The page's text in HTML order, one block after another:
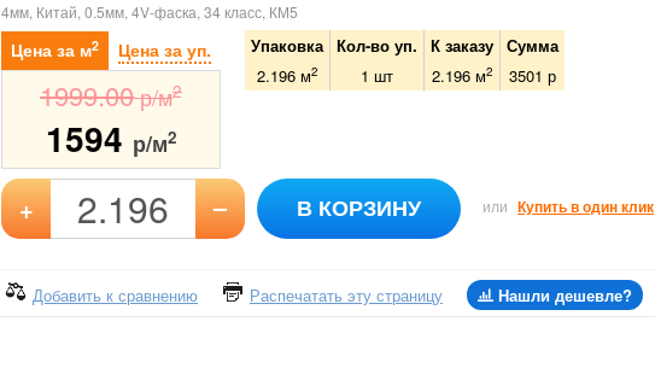
4мм, Китай, 0.5мм, 4V-фаска, 34 класс, КМ5
Цена за м2 Цена за уп.
1999.00р/м2
1594 р/м2
Упаковка Кол-во уп. К заказу Сумма
2.196 м2 1 шт 2.196 м2 3501 р
+ – В КОРЗИНУ или Купить в один клик
Добавить к сравнению Распечатать эту страницу Нашли дешевле?